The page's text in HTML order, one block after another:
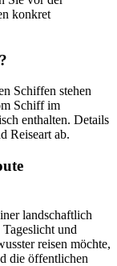
konkret
Schiffen stehen
Schiff im
enthalten. Details
Reiseart ab.
landschaftlich
und
reisen möchte,
die öffentlichen